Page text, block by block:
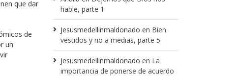
que dar
de
un
hable, parte 1
Jesusmedellinmaldonado en Bien
vestidos y no a medias, parte 5
Jesusmedellinmaldonado en La
importancia de ponerse de acuerdo